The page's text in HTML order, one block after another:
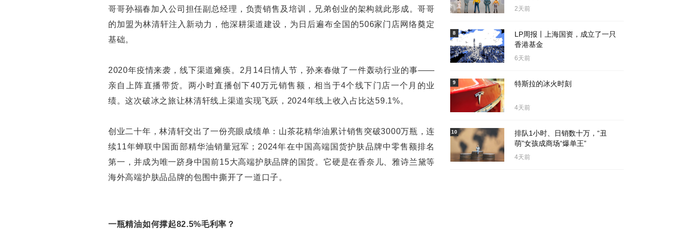
哥哥孙福春加入公司担任副总经理，负责销售及培训，兄弟创业的架构就此形成。哥哥
的加盟为林清轩注入新动力，他深耕渠道建设，为日后遍布全国的506家门店网络奠定
基础。
2020年疫情来袭，线下渠道瘫痪。2月14日情人节，孙来春做了一件轰动行业的事——
亲自上阵直播带货。两小时直播创下40万元销售额，相当于4个线下门店一个月的业
绩。这次破冰之旅让林清轩线上渠道实现飞跃，2024年线上收入占比达59.1%。
创业二十年，林清轩交出了一份亮眼成绩单：山茶花精华油累计销售突破3000万瓶，连
续11年蝉联中国面部精华油销量冠军；2024年在中国高端国货护肤品牌中零售额排名
第一，并成为唯一跻身中国前15大高端护肤品牌的国货。它硬是在香奈儿、雅诗兰黛等
海外高端护肤品品牌的包围中撕开了一道口子。
一瓶精油如何撑起82.5%毛利率？
2天前
LP周报丨上海国资，成立了一只
香港基金
6天前
8
特斯拉的冰火时刻
4天前
9
排队1小时、日销数十万，“丑
萌”女孩成商场“爆单王”
4天前
10